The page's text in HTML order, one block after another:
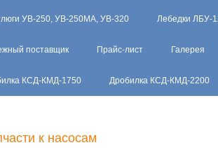
УВ-250, УВ-250МА, УВ-320 Лебедки ЛБУ-
поставщик Прайс-лист Галерея
КСД-КМД-1750 Дробилка КСД-КМД-2200
к насосам